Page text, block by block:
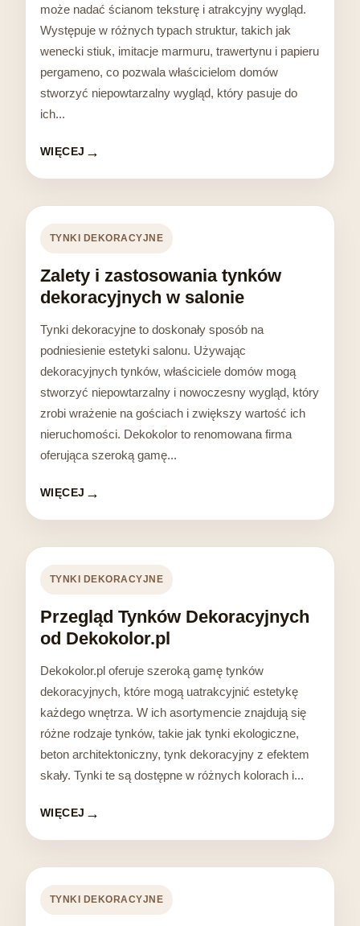
może nadać ścianom teksturę i atrakcyjny wygląd.
Występuje w różnych typach struktur, takich jak
wenecki stiuk, imitacje marmuru, trawertynu i papieru
pergameno, co pozwala właścicielom domów
stworzyć niepowtarzalny wygląd, który pasuje do
ich...
WIĘCEJ
TYNKI DEKORACYJNE
Zalety i zastosowania tynków
dekoracyjnych w salonie
Tynki dekoracyjne to doskonały sposób na
podniesienie estetyki salonu. Używając
dekoracyjnych tynków, właściciele domów mogą
stworzyć niepowtarzalny i nowoczesny wygląd, który
zrobi wrażenie na gościach i zwiększy wartość ich
nieruchomości. Dekokolor to renomowana firma
oferująca szeroką gamę...
WIĘCEJ
TYNKI DEKORACYJNE
Przegląd Tynków Dekoracyjnych
od Dekokolor.pl
Dekokolor.pl oferuje szeroką gamę tynków
dekoracyjnych, które mogą uatrakcyjnić estetykę
każdego wnętrza. W ich asortymencie znajdują się
różne rodzaje tynków, takie jak tynki ekologiczne,
beton architektoniczny, tynk dekoracyjny z efektem
skały. Tynki te są dostępne w różnych kolorach i...
WIĘCEJ
TYNKI DEKORACYJNE